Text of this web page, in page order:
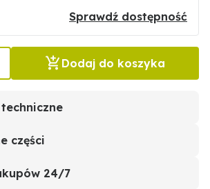
Sprawdź dostępność
Dodaj do koszyka
części
24/7